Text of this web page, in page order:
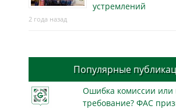
устремлений
2 года назад
Популярные
Ошибка комиссии или
требование? ФАС